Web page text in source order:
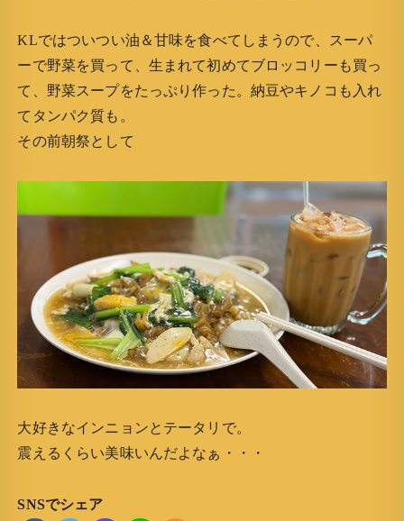
KLではついつい油＆甘味を食べてしまうので、スーパ
ーで野菜を買って、生まれて初めてブロッコリーも買っ
て、野菜スープをたっぷり作った。納豆やキノコも入れ
てタンパク質も。
その前朝祭として
大好きなインニョンとテータリで。
震えるくらい美味いんだよなぁ・・・
SNSでシェア